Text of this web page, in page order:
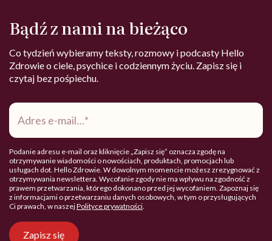
Bądź z nami na bieżąco
Co tydzień wybieramy teksty, rozmowy i podcasty Hello
Zdrowie o ciele, psychice i codziennym życiu. Zapisz się i
czytaj bez pośpiechu.
Adres
mail*
Podanie adresu e-mail oraz kliknięcie „Zapisz się” oznacza zgodę na
otrzymywanie wiadomości o nowościach, produktach, promocjach lub
usługach dot. Hello Zdrowie. W dowolnym momencie możesz zrezygnować z
otrzymywania newslettera. Wycofanie zgody nie ma wpływu na zgodność z
prawem przetwarzania, którego dokonano przed jej wycofaniem. Zapoznaj się
z informacjami o przetwarzaniu danych osobowych, w tym o przysługujących
Ci prawach, w naszejPolityce prywatności.
Zapisz się